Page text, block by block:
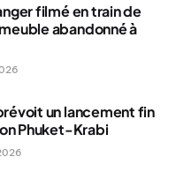
filmé en train de
abandonné à
un lancement fin
Phuket-Krabi